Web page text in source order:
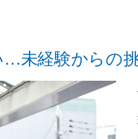
未経験からの